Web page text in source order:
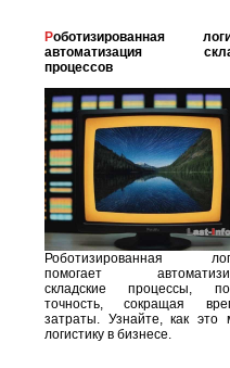
Роботизированная логистика:
автоматизация
процессов
Роботизированная
помогает
складские процессы,
точность, сокращая
затраты. Узнайте, как это
логистику в бизнесе.